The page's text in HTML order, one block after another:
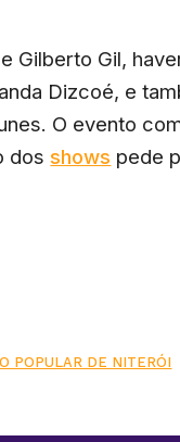
Gilberto Gil,
Dizcoé, e
O evento
dosshows pede
POPULAR DE NITERÓI